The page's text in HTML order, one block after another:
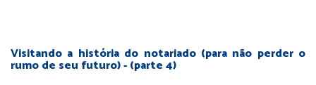
Visitando a história do notariado (para não perder o
rumo de seu futuro) - (parte 4)